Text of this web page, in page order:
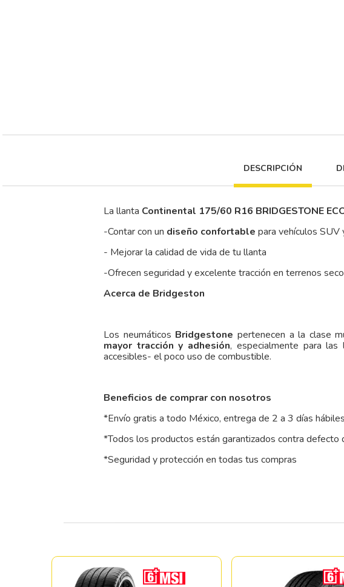
DESCRIPCIÓN
La llanta Continental 175/60 R16 BRIDGESTONE
-Contar con un diseño confortable para vehículos SUV
- Mejorar la calidad de vida de tu llanta
-Ofrecen seguridad y excelente tracción en terrenos
Acerca de Bridgeston
Los neumáticos Bridgestone pertenecen a la clase
mayor tracción y adhesión, especialmente para
accesibles- el poco uso de combustible.
Beneficios de comprar con nosotros
*Envío gratis a todo México, entrega de 2 a 3 días hábiles
*Todos los productos están garantizados contra defecto
*Seguridad y protección en todas tus compras